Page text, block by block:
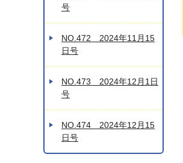
号
NO.472 2024年11月15
日号
NO.473 2024年12月1日
号
NO.474 2024年12月15
日号